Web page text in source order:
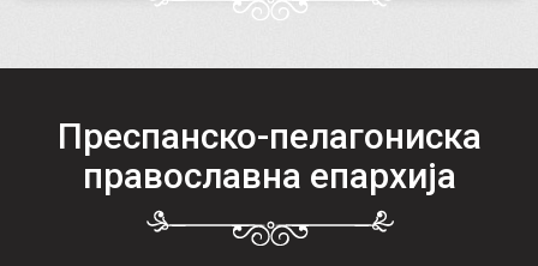
Преспанско-пелагониска
православна епархија